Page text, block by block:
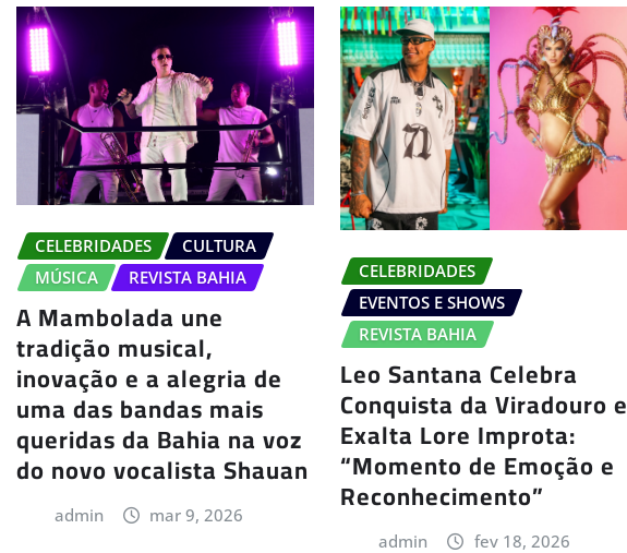
CELEBRIDADES
CULTURA
MÚSICA
REVISTA BAHIA
A Mambolada une
tradição musical,
inovação e a alegria de
uma das bandas mais
queridas da Bahia na voz
do novo vocalista Shauan
admin mar 9, 2026
CELEBRIDADES
EVENTOS E SHOWS
REVISTA BAHIA
Leo Santana Celebra
Conquista da Viradouro e
Exalta Lore Improta:
“Momento de Emoção e
Reconhecimento”
admin fev 18, 2026